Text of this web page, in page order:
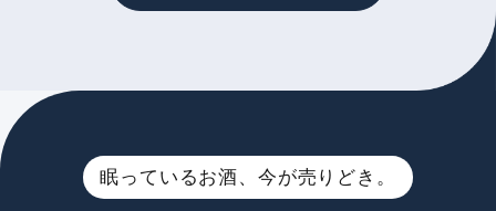
眠っているお酒、今が売りどき。